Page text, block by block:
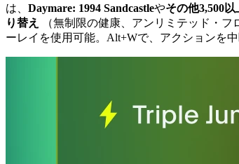
は、 Daymare: 1994 Sandcastleやその他3,500
り替え
（無制限の健康、アンリミテッド・
ーレイを使用可能。Alt+Wで、アクションを